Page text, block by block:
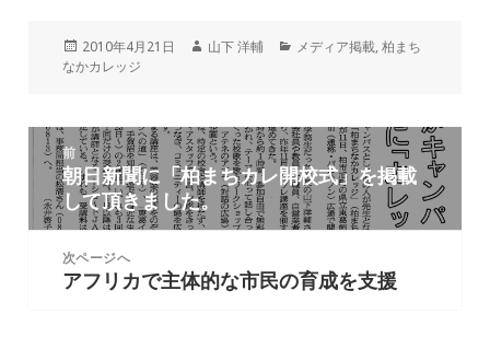
投
稿
2010年4月21日
作
山下 洋輔
カ
ー
メディア掲載,柏まち
なかカレッジ
稿
ビ
前
前
の
投
稿:
朝日新聞に「柏まちカレ開校式」を掲載
して頂きました。
次ページへ
次
アフリカで主体的な市民の育成を支援